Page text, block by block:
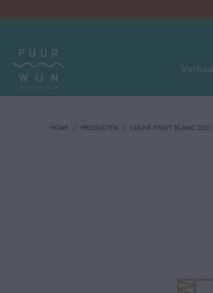
Verhaal
HOME / PRODUCTEN / LENNÉ PINOT BLANC 2021